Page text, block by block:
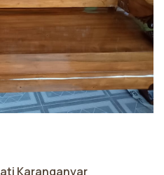
Karanganyar